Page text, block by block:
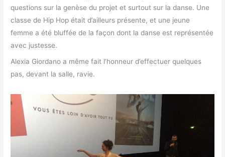
questions sur la genèse du projet et surtout sur la danse. Une
classe de Hip Hop était d’ailleurs présente, et une jeune
femme a été bluffée de la façon dont la danse est représentée
avec justesse.
Alexia Giordano a même fait l’honneur d’effectuer quelques
pas, devant la salle, ravie.